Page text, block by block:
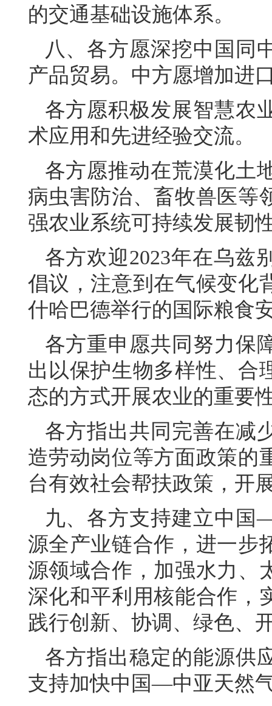
的交通基础设施体系。
八、各方愿深挖中国同
产品贸易。中方愿增加进
各方愿积极发展智慧农
术应用和先进经验交流。
各方愿推动在荒漠化土
病虫害防治、畜牧兽医等
强农业系统可持续发展韧
各方欢迎2023年在乌兹
倡议，注意到在气候变化
什哈巴德举行的国际粮食
各方重申愿共同努力保
出以保护生物多样性、合
态的方式开展农业的重要
各方指出共同完善在减
造劳动岗位等方面政策的
台有效社会帮扶政策，开
九、各方支持建立中国
源全产业链合作，进一步
源领域合作，加强水力、
深化和平利用核能合作，
践行创新、协调、绿色、
各方指出稳定的能源供
支持加快中国—中亚天然